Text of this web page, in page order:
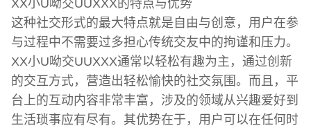
XX小U呦交UUXXX的特点与优势
这种社交形式的最大特点就是自由与创意，用户在参
与过程中不需要过多担心传统交友中的拘谨和压力。
XX小U呦交UUXXX通常以轻松有趣为主，通过创新
的交互方式，营造出轻松愉快的社交氛围。而且，平
台上的互动内容非常丰富，涉及的领域从兴趣爱好到
生活琐事应有尽有。其优势在于，用户可以在任何时